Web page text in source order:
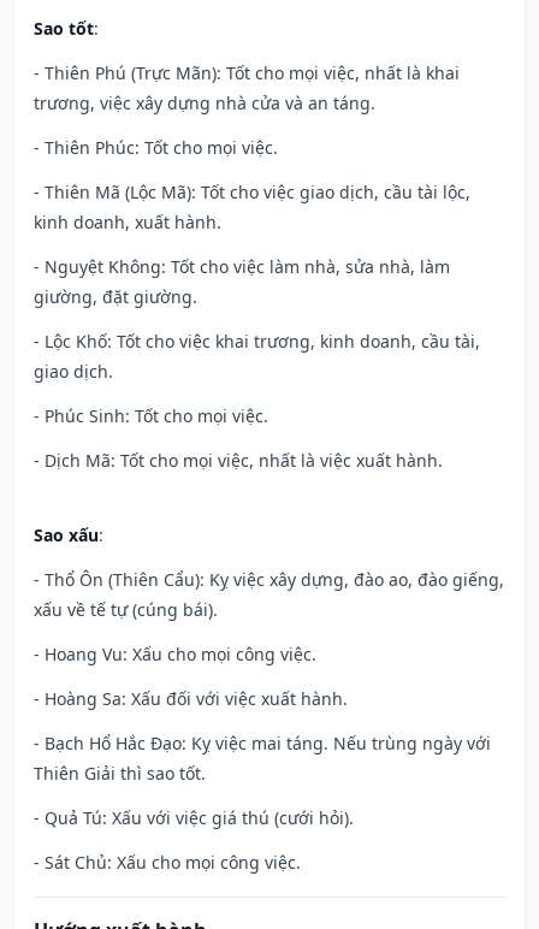
Sao tốt:
- Thiên Phú (Trực Mãn): Tốt cho mọi việc, nhất là khai
trương, việc xây dựng nhà cửa và an táng.
- Thiên Phúc: Tốt cho mọi việc.
- Thiên Mã (Lộc Mã): Tốt cho việc giao dịch, cầu tài lộc,
kinh doanh, xuất hành.
- Nguyệt Không: Tốt cho việc làm nhà, sửa nhà, làm
giường, đặt giường.
- Lộc Khố: Tốt cho việc khai trương, kinh doanh, cầu tài,
giao dịch.
- Phúc Sinh: Tốt cho mọi việc.
- Dịch Mã: Tốt cho mọi việc, nhất là việc xuất hành.
Sao xấu:
- Thổ Ôn (Thiên Cẩu): Kỵ việc xây dựng, đào ao, đào giếng,
xấu về tế tự (cúng bái).
- Hoang Vu: Xấu cho mọi công việc.
- Hoàng Sa: Xấu đối với việc xuất hành.
- Bạch Hổ Hắc Đạo: Kỵ việc mai táng. Nếu trùng ngày với
Thiên Giải thì sao tốt.
- Quả Tú: Xấu với việc giá thú (cưới hỏi).
- Sát Chủ: Xấu cho mọi công việc.